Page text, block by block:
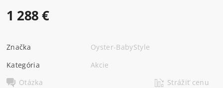
1 288 €
Značka
Oyster-BabyStyle
Kategória
Akcie
Otázka
Strážiť cenu